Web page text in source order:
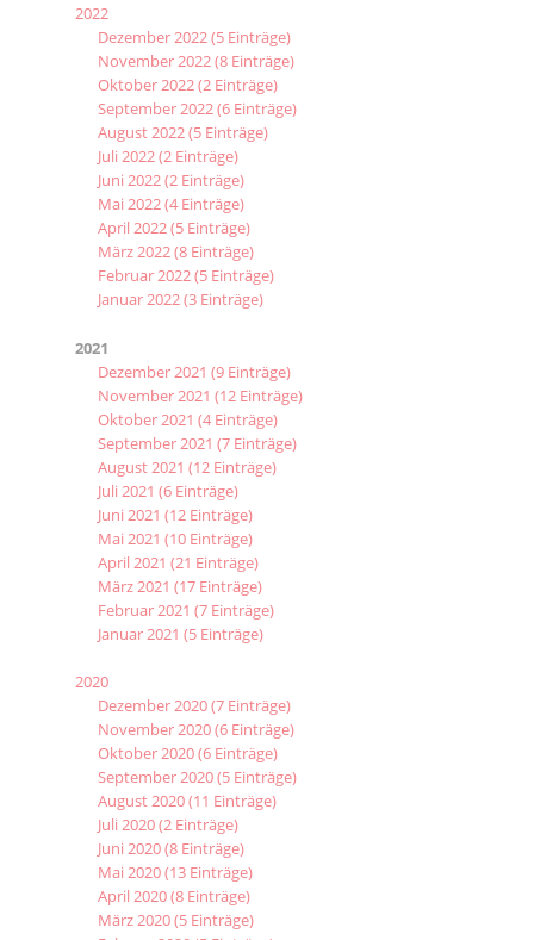
2022
Dezember 2022 (5 Einträge)
November 2022 (8 Einträge)
Oktober 2022 (2 Einträge)
September 2022 (6 Einträge)
August 2022 (5 Einträge)
Juli 2022 (2 Einträge)
Juni 2022 (2 Einträge)
Mai 2022 (4 Einträge)
April 2022 (5 Einträge)
März 2022 (8 Einträge)
Februar 2022 (5 Einträge)
Januar 2022 (3 Einträge)
2021
Dezember 2021 (9 Einträge)
November 2021 (12 Einträge)
Oktober 2021 (4 Einträge)
September 2021 (7 Einträge)
August 2021 (12 Einträge)
Juli 2021 (6 Einträge)
Juni 2021 (12 Einträge)
Mai 2021 (10 Einträge)
April 2021 (21 Einträge)
März 2021 (17 Einträge)
Februar 2021 (7 Einträge)
Januar 2021 (5 Einträge)
2020
Dezember 2020 (7 Einträge)
November 2020 (6 Einträge)
Oktober 2020 (6 Einträge)
September 2020 (5 Einträge)
August 2020 (11 Einträge)
Juli 2020 (2 Einträge)
Juni 2020 (8 Einträge)
Mai 2020 (13 Einträge)
April 2020 (8 Einträge)
März 2020 (5 Einträge)